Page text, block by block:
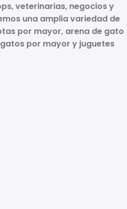
veterinarias, negocios y
una amplia variedad de
por mayor, arena de gato
por mayor y juguetes